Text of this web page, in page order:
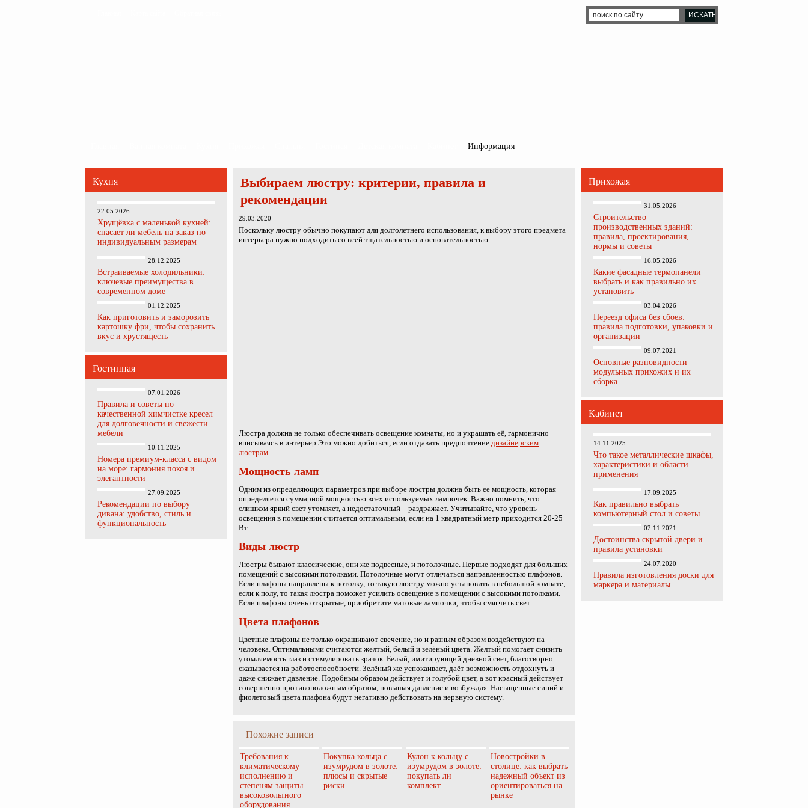
Информация
Кухня
22.05.2026
Хрущёвка с маленькой кухней:
спасает ли мебель на заказ по
индивидуальным размерам
28.12.2025
Встраиваемые холодильники:
ключевые преимущества в
современном доме
01.12.2025
Как приготовить и заморозить
картошку фри, чтобы сохранить
вкус и хрустящесть
Гостинная
07.01.2026
Правила и советы по
качественной химчистке кресел
для долговечности и свежести
мебели
10.11.2025
Номера премиум-класса с видом
на море: гармония покоя и
элегантности
27.09.2025
Рекомендации по выбору
дивана: удобство, стиль и
функциональность
Прихожая
31.05.2026
Строительство
производственных зданий:
правила, проектирования,
нормы и советы
16.05.2026
Какие фасадные термопанели
выбрать и как правильно их
установить
03.04.2026
Переезд офиса без сбоев:
правила подготовки, упаковки и
организации
09.07.2021
Основные разновидности
модульных прихожих и их
сборка
Кабинет
14.11.2025
Что такое металлические шкафы,
характеристики и области
применения
17.09.2025
Как правильно выбрать
компьютерный стол и советы
02.11.2021
Достоинства скрытой двери и
правила установки
24.07.2020
Правила изготовления доски для
маркера и материалы
Выбираем люстру: критерии, правила и
рекомендации
29.03.2020
Поскольку люстру обычно покупают для долголетнего использования, к выбору этого предмета
интерьера нужно подходить со всей тщательностью и основательностью.
Люстра должна не только обеспечивать освещение комнаты, но и украшать её, гармонично
вписываясь в интерьер.Это можно добиться, если отдавать предпочтение дизайнерским
люстрам.
Мощность ламп
Одним из определяющих параметров при выборе люстры должна быть ее мощность, которая
определяется суммарной мощностью всех используемых лампочек. Важно помнить, что
слишком яркий свет утомляет, а недостаточный – раздражает. Учитывайте, что уровень
освещения в помещении считается оптимальным, если на 1 квадратный метр приходится 20-25
Вт.
Виды люстр
Люстры бывают классические, они же подвесные, и потолочные. Первые подходят для больших
помещений с высокими потолками. Потолочные могут отличаться направленностью плафонов.
Если плафоны направлены к потолку, то такую люстру можно установить в небольшой комнате,
если к полу, то такая люстра поможет усилить освещение в помещении с высокими потолками.
Если плафоны очень открытые, приобретите матовые лампочки, чтобы смягчить свет.
Цвета плафонов
Цветные плафоны не только окрашивают свечение, но и разным образом воздействуют на
человека. Оптимальными считаются желтый, белый и зелёный цвета. Желтый помогает снизить
утомляемость глаз и стимулировать зрачок. Белый, имитирующий дневной свет, благотворно
сказывается на работоспособности. Зелёный же успокаивает, даёт возможность отдохнуть и
даже снижает давление. Подобным образом действует и голубой цвет, а вот красный действует
совершенно противоположным образом, повышая давление и возбуждая. Насыщенные синий и
фиолетовый цвета плафона будут негативно действовать на нервную систему.
Похожие записи
Требования к
климатическому
исполнению и
степеням защиты
высоковольтного
оборудования
Покупка кольца с
изумрудом в золоте:
плюсы и скрытые
риски
Кулон к кольцу с
изумрудом в золоте:
покупать ли
комплект
Новостройки в
столице: как выбрать
надежный объект из
ориентироваться на
рынке